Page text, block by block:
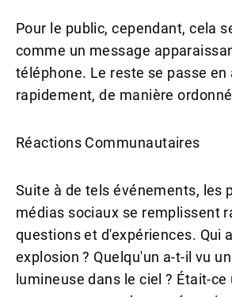
Pour le public, cependant, cela
comme un message
téléphone. Le reste se passe
rapidement, de manière
Réactions Communautaires
Suite à de tels événements, les
médias sociaux se remplissent
questions et d'expériences. Qui
explosion ? Quelqu'un a-t-il vu
lumineuse dans le ciel ? Était-ce